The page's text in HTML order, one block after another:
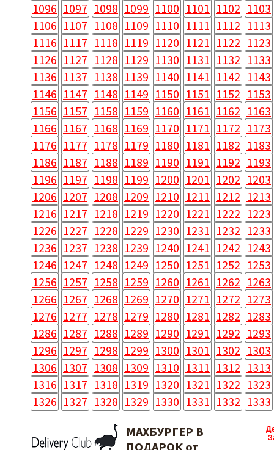
1096 1097 1098 1099 1100 1101 1102 1103
1106 1107 1108 1109 1110 1111 1112 1113
1116 1117 1118 1119 1120 1121 1122 1123
1126 1127 1128 1129 1130 1131 1132 1133
1136 1137 1138 1139 1140 1141 1142 1143
1146 1147 1148 1149 1150 1151 1152 1153
1156 1157 1158 1159 1160 1161 1162 1163
1166 1167 1168 1169 1170 1171 1172 1173
1176 1177 1178 1179 1180 1181 1182 1183
1186 1187 1188 1189 1190 1191 1192 1193
1196 1197 1198 1199 1200 1201 1202 1203
1206 1207 1208 1209 1210 1211 1212 1213
1216 1217 1218 1219 1220 1221 1222 1223
1226 1227 1228 1229 1230 1231 1232 1233
1236 1237 1238 1239 1240 1241 1242 1243
1246 1247 1248 1249 1250 1251 1252 1253
1256 1257 1258 1259 1260 1261 1262 1263
1266 1267 1268 1269 1270 1271 1272 1273
1276 1277 1278 1279 1280 1281 1282 1283
1286 1287 1288 1289 1290 1291 1292 1293
1296 1297 1298 1299 1300 1301 1302 1303
1306 1307 1308 1309 1310 1311 1312 1313
1316 1317 1318 1319 1320 1321 1322 1323
1326 1327 1328 1329 1330 1331 1332 1333
MAXБУРГЕР В
ПОДАРОК от